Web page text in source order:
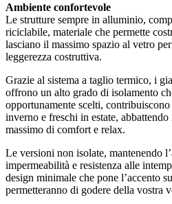
Ambiente confortevole
Le strutture sempre in alluminio,
riciclabile, materiale che permette
lasciano il massimo spazio al vetro
leggerezza costruttiva.
Grazie al sistema a taglio termico, i
offrono un alto grado di isolamento
opportunamente scelti,
inverno e freschi in estate,
massimo di comfort e relax.
Le versioni non isolate, mantenendo
impermeabilità e resistenza alle
design minimale che pone l’accento
permetteranno di godere della vostra